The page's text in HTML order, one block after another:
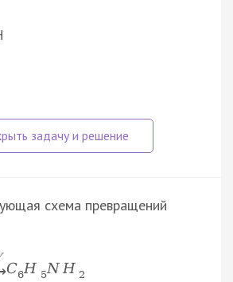
схема превращений
C6H 5NH 2